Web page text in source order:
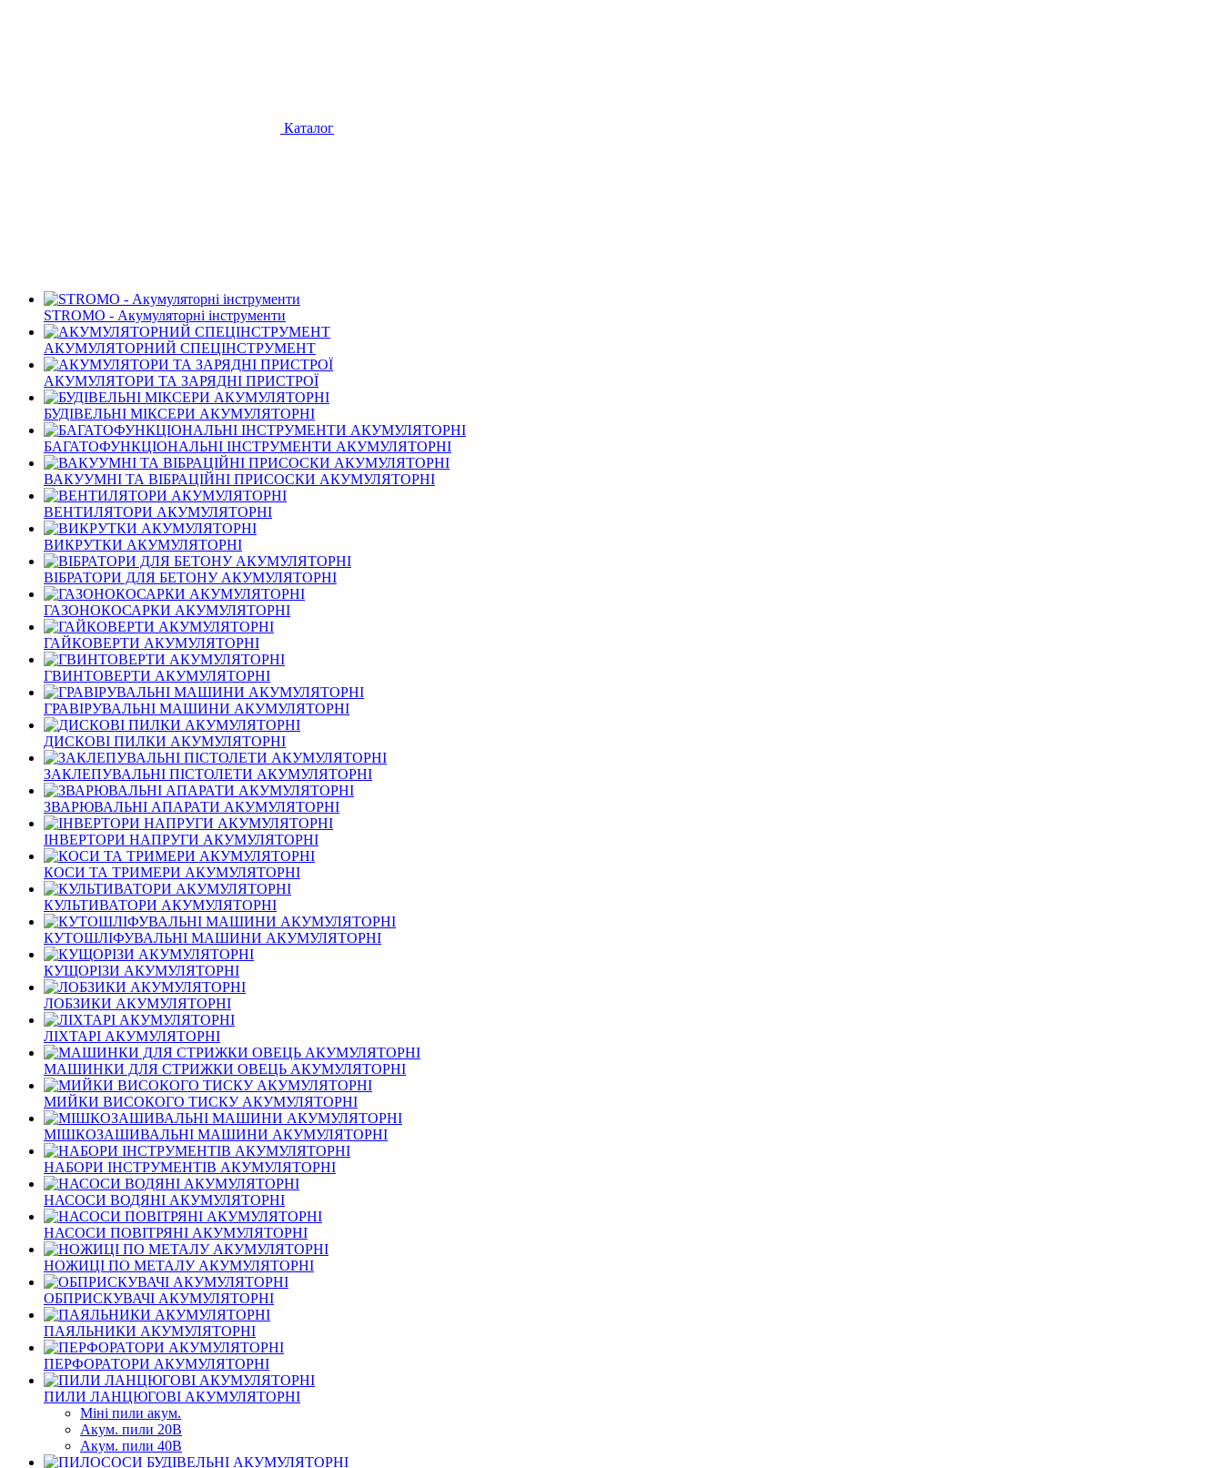
Каталог
STROMO - Акумуляторні інструменти
АКУМУЛЯТОРНИЙ СПЕЦІНСТРУМЕНТ
АКУМУЛЯТОРИ ТА ЗАРЯДНІ ПРИСТРОЇ
БУДІВЕЛЬНІ МІКСЕРИ АКУМУЛЯТОРНІ
БАГАТОФУНКЦІОНАЛЬНІ ІНСТРУМЕНТИ АКУМУЛЯТОРНІ
ВАКУУМНІ ТА ВІБРАЦІЙНІ ПРИСОСКИ АКУМУЛЯТОРНІ
ВЕНТИЛЯТОРИ АКУМУЛЯТОРНІ
ВИКРУТКИ АКУМУЛЯТОРНІ
ВІБРАТОРИ ДЛЯ БЕТОНУ АКУМУЛЯТОРНІ
ГАЗОНОКОСАРКИ АКУМУЛЯТОРНІ
ГАЙКОВЕРТИ АКУМУЛЯТОРНІ
ГВИНТОВЕРТИ АКУМУЛЯТОРНІ
ГРАВІРУВАЛЬНІ МАШИНИ АКУМУЛЯТОРНІ
ДИСКОВІ ПИЛКИ АКУМУЛЯТОРНІ
ЗАКЛЕПУВАЛЬНІ ПІСТОЛЕТИ АКУМУЛЯТОРНІ
ЗВАРЮВАЛЬНІ АПАРАТИ АКУМУЛЯТОРНІ
ІНВЕРТОРИ НАПРУГИ АКУМУЛЯТОРНІ
КОСИ ТА ТРИМЕРИ АКУМУЛЯТОРНІ
КУЛЬТИВАТОРИ АКУМУЛЯТОРНІ
КУТОШЛІФУВАЛЬНІ МАШИНИ АКУМУЛЯТОРНІ
КУЩОРІЗИ АКУМУЛЯТОРНІ
ЛОБЗИКИ АКУМУЛЯТОРНІ
ЛІХТАРІ АКУМУЛЯТОРНІ
МАШИНКИ ДЛЯ СТРИЖКИ ОВЕЦЬ АКУМУЛЯТОРНІ
МИЙКИ ВИСОКОГО ТИСКУ АКУМУЛЯТОРНІ
МІШКОЗАШИВАЛЬНІ МАШИНИ АКУМУЛЯТОРНІ
НАБОРИ ІНСТРУМЕНТІВ АКУМУЛЯТОРНІ
НАСОСИ ВОДЯНІ АКУМУЛЯТОРНІ
НАСОСИ ПОВІТРЯНІ АКУМУЛЯТОРНІ
НОЖИЦІ ПО МЕТАЛУ АКУМУЛЯТОРНІ
ОБПРИСКУВАЧІ АКУМУЛЯТОРНІ
ПАЯЛЬНИКИ АКУМУЛЯТОРНІ
ПЕРФОРАТОРИ АКУМУЛЯТОРНІ
ПИЛИ ЛАНЦЮГОВІ АКУМУЛЯТОРНІ
Міні пили акум.
Акум. пили 20В
Акум. пили 40В